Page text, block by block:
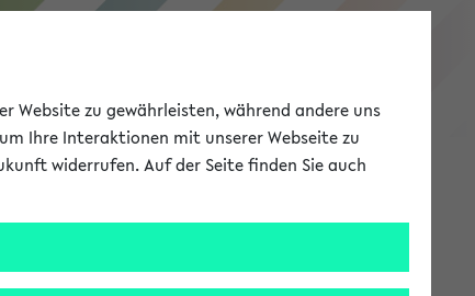
eKVV
Website zu gewährleisten, während andere uns
Ihre Interaktionen mit unserer Webseite zu
widerrufen. Auf der Seite finden Sie auch